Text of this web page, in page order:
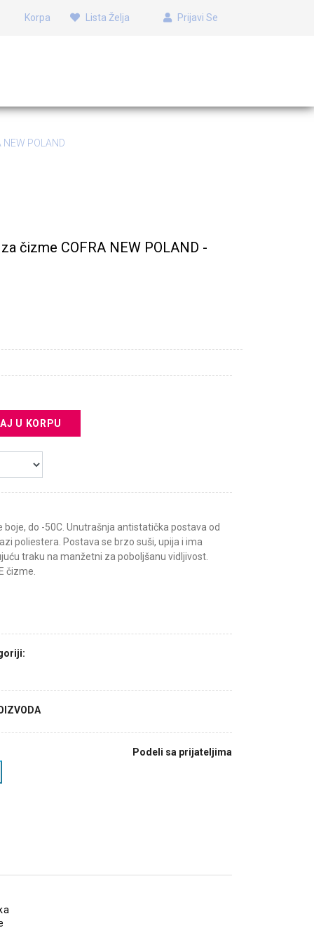
Korpa Lista Želja Prijavi Se
POLAND
čizme COFRA NEW POLAND -
U KORPU
do -50C. Unutrašnja antistatička postava od
poliestera. Postava se brzo suši, upija i ima
traku na manžetni za poboljšanu vidljivost.
čizme.
Podeli sa prijateljima